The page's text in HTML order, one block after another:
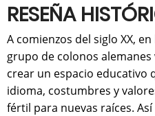
RESEÑA
A comienzos del siglo XX,
grupo de colonos
crear un espacio educativo
idioma, costumbres y
fértil para nuevas raíces.